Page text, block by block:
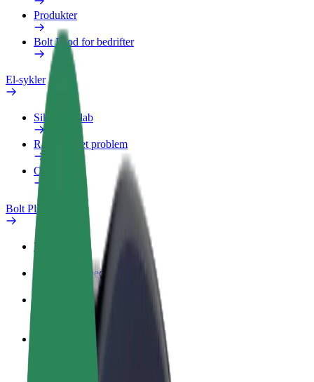
Produkter
Bolt Food for bedrifter
El-sykler
Sikkerhetslab
Rapporter et problem
OSS
Bolt Pluss
Fordeler
Slik blir du med
Tjen penger på egne vilkår